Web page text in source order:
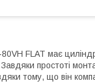
FLAT має
простоті
тому, що він